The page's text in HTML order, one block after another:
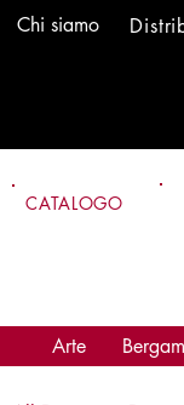
Chi siamo Distr
CATALOGO
Arte